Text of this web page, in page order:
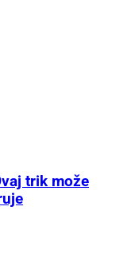
trik može